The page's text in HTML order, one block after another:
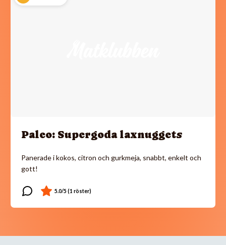
Paleo: Supergoda laxnuggets
Panerade i kokos, citron och gurkmeja, snabbt, enkelt och
gott!